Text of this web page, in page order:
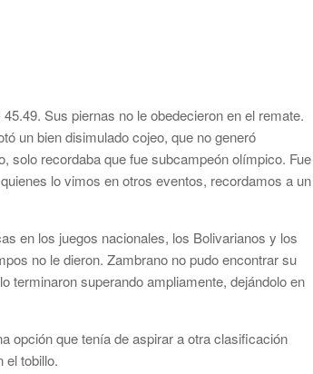
Sus piernas no le obedecieron en el remate.
un bien disimulado cojeo, que no generó
solo recordaba que fue subcampeón olímpico. Fue
lo vimos en otros eventos, recordamos a un
en los juegos nacionales, los Bolivarianos y los
no le dieron. Zambrano no pudo encontrar su
terminaron superando ampliamente, dejándolo en
opción que tenía de aspirar a otra clasificación
el tobillo.